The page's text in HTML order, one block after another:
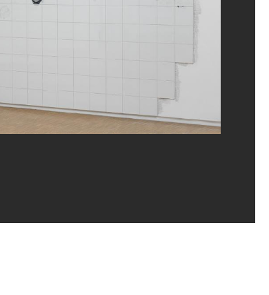
Wagner et Ethan Wagner, Centre Pompidou, Musée, Niveau 4, Juin